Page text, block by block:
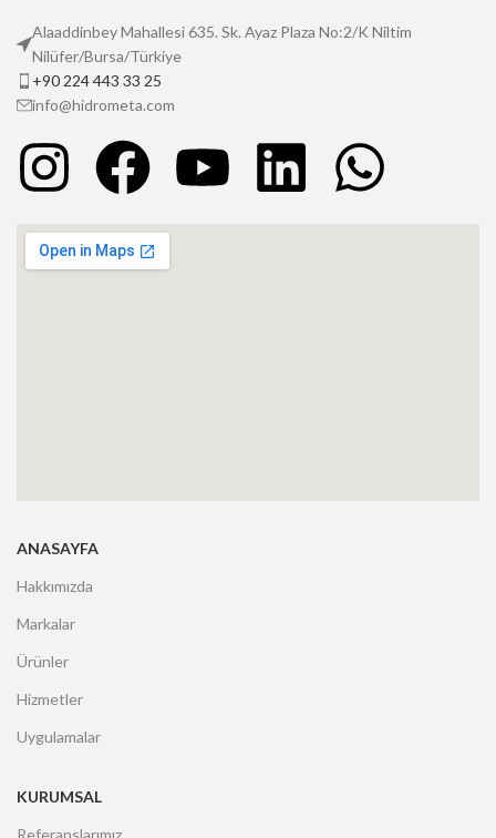
Alaaddinbey Mahallesi 635. Sk. Ayaz Plaza No:2/K Niltim
Nilüfer/Bursa/Türkiye
+90 224 443 33 25
info@hidrometa.com
ANASAYFA
Hakkımızda
Markalar
Ürünler
Hizmetler
Uygulamalar
KURUMSAL
Referanslarımız